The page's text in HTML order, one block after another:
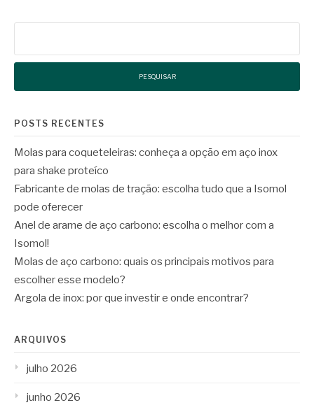
POSTS RECENTES
Molas para coqueteleiras: conheça a opção em aço inox
para shake proteíco
Fabricante de molas de tração: escolha tudo que a Isomol
pode oferecer
Anel de arame de aço carbono: escolha o melhor com a
Isomol!
Molas de aço carbono: quais os principais motivos para
escolher esse modelo?
Argola de inox: por que investir e onde encontrar?
ARQUIVOS
julho 2026
junho 2026